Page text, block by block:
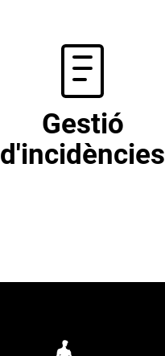
Gestió
d'incidències